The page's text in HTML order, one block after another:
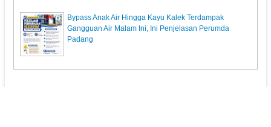
Bypass Anak Air Hingga Kayu Kalek Terdampak
Gangguan Air Malam Ini, Ini Penjelasan Perumda
Padang